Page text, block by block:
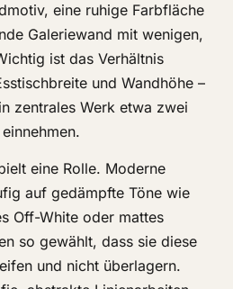
eine ruhige Farbfläche
Galeriewand mit wenigen,
ist das Verhältnis
und Wandhöhe –
zentrales Werk etwa zwei
eine Rolle. Moderne
auf gedämpfte Töne wie
Off-White oder mattes
so gewählt, dass sie diese
und nicht überlagern.